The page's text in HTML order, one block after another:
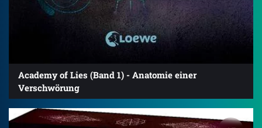
Academy of Lies (Band 1) - Anatomie einer
Verschwörung